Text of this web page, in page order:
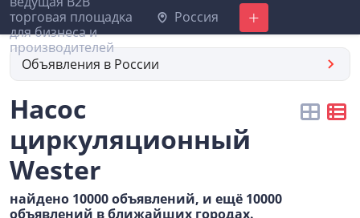
Россия Добавить
Объявления в России
Насос
циркуляционный
Wester
найдено 10000 объявлений, и ещё 10000
объявлений в ближайших городах.